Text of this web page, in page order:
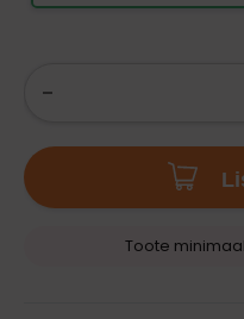
Toote